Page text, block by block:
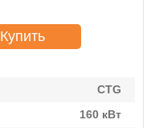
CTG
160 кВт
Купить